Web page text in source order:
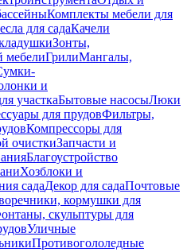
Комплекты мебели для
для садаКачели
Зонты,
мебелиГрилиМангалы,
и
участкаБытовые насосыЛюки
для прудовФильтры,
Компрессоры для
очисткиЗапчасти и
Благоустройство
Хозблоки и
садаДекор для садаПочтовые
кормушки для
скульптуры для
Уличные
Противогололедные